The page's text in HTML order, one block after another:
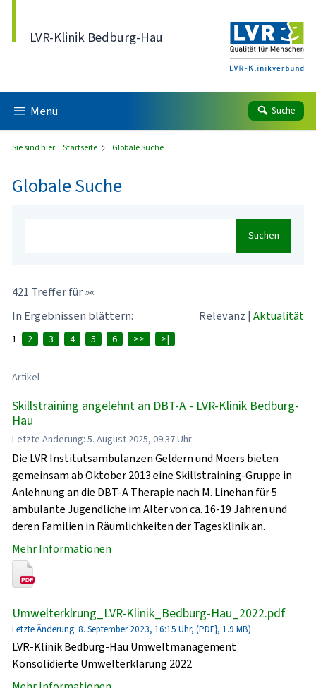
LVR-Klinik Bedburg-Hau
Menü Suche
Sie sind hier: Startseite Globale Suche
Globale Suche
Suchen
421 Treffer für »«
In Ergebnissen blättern:
Relevanz | Aktualität
1 2 3 4 5 6 >> >|
Artikel
Skillstraining angelehnt an DBT-A - LVR-Klinik Bedburg-
Hau
Letzte Änderung: 5. August 2025, 09:37 Uhr
Die LVR Institutsambulanzen Geldern und Moers bieten
gemeinsam ab Oktober 2013 eine Skillstraining-Gruppe in
Anlehnung an die DBT-A Therapie nach M. Linehan für 5
ambulante Jugendliche im Alter von ca. 16-19 Jahren und
deren Familien in Räumlichkeiten der Tagesklinik an.
Mehr Informationen
Umwelterklrung_LVR-Klinik_Bedburg-Hau_2022.pdf
Letzte Änderung: 8. September 2023, 16:15 Uhr, (PDF}, 1.9 MB)
LVR-Klinik Bedburg-Hau Umweltmanagement
Konsolidierte Umwelterklärung 2022